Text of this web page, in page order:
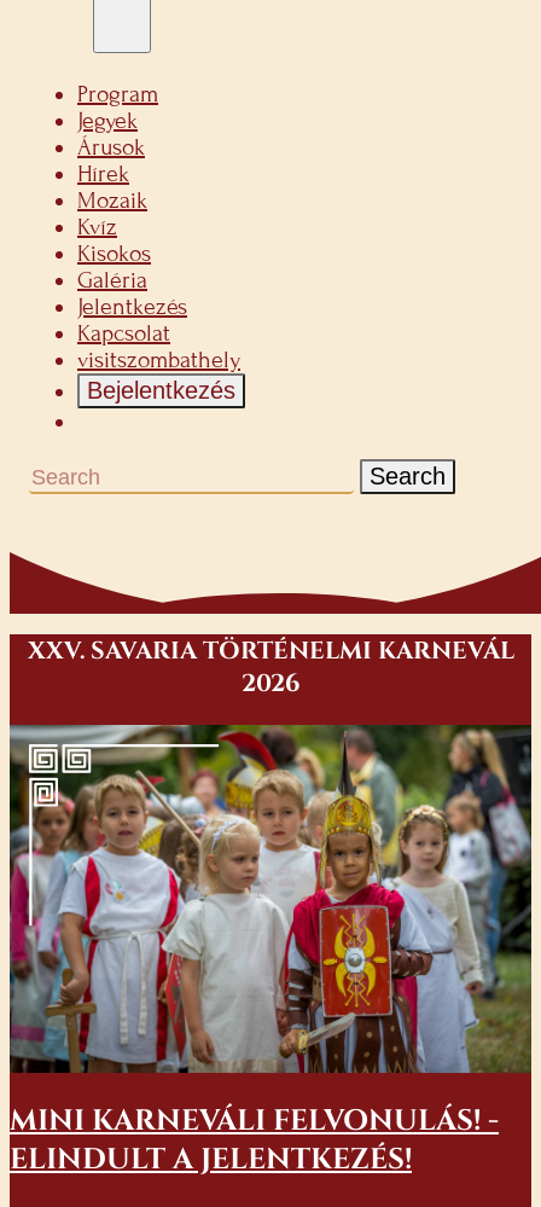
Program
Jegyek
Árusok
Hírek
Mozaik
Kvíz
Kisokos
Galéria
Jelentkezés
Kapcsolat
visitszombathely
Bejelentkezés
Search
XXV. SAVARIA TÖRTÉNELMI KARNEVÁL
2026
MINI KARNEVÁLI FELVONULÁS! -
ELINDULT A JELENTKEZÉS!